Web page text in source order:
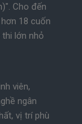
Cho đến
18 cuốn
thi lớn nhỏ
viên,
ngân
vị trí phù